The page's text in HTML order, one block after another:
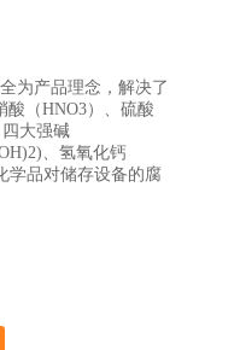
为产品理念，解决了
（HNO3）、硫酸
四大强碱
、氢氧化钙
学品对储存设备的腐